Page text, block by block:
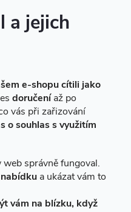
a jejich
e-shopu cítili jako
doručeníaž po
vás při zařizování
o souhlas s využitím
web správně fungoval.
a ukázat vám to
vám na blízku, když